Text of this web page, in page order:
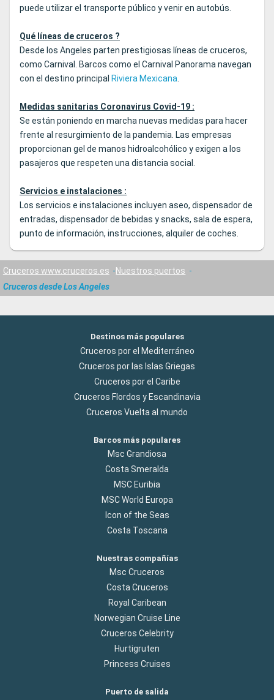
puede utilizar el transporte público y venir en autobús.
Qué líneas de cruceros ?
Desde los Angeles parten prestigiosas líneas de cruceros,
como Carnival. Barcos como el Carnival Panorama navegan
con el destino principal Riviera Mexicana.
Medidas sanitarias Coronavirus Covid-19 :
Se están poniendo en marcha nuevas medidas para hacer
frente al resurgimiento de la pandemia. Las empresas
proporcionan gel de manos hidroalcohólico y exigen a los
pasajeros que respeten una distancia social.
Servicios e instalaciones :
Los servicios e instalaciones incluyen aseo, dispensador de
entradas, dispensador de bebidas y snacks, sala de espera,
punto de información, instrucciones, alquiler de coches.
Cruceros www.cruceros.es
Nuestros puertos
Cruceros desde Los Angeles
Destinos más populares
Cruceros por el Mediterráneo
Cruceros por las Islas Griegas
Cruceros por el Caribe
Cruceros Flordos y Escandinavia
Cruceros Vuelta al mundo
Barcos más populares
Msc Grandiosa
Costa Smeralda
MSC Euribia
MSC World Europa
Icon of the Seas
Costa Toscana
Nuestras compañías
Msc Cruceros
Costa Cruceros
Royal Caribean
Norwegian Cruise Line
Cruceros Celebrity
Hurtigruten
Princess Cruises
Puerto de salida